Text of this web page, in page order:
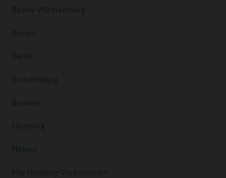
Baden-Württemberg
Bayern
Berlin
Brandenburg
Bremen
Hamburg
Hessen
Mecklenburg-Vorpommern